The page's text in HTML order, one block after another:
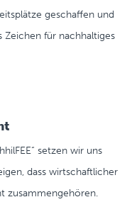
geschaffen und
Zeichen für nachhaltiges
setzen wir uns
dass wirtschaftlicher
zusammengehören.